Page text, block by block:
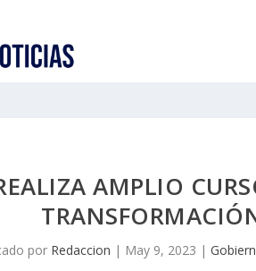
AMPLIO
por Redaccion | May 9, 2023 |